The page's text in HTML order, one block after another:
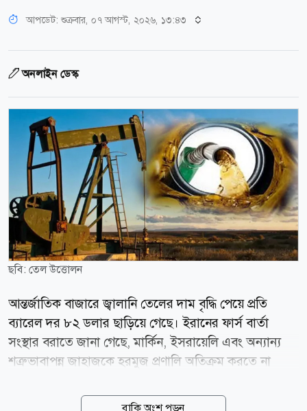
আপডেট: শুক্রবার, ০৭ আগস্ট, ২০২৬, ১৩:৪৩
অনলাইন ডেস্ক
ছবি: তেল উত্তোলন
আন্তর্জাতিক বাজারে জ্বালানি তেলের দাম বৃদ্ধি পেয়ে প্রতি
ব্যারেল দর ৮২ ডলার ছাড়িয়ে গেছে। ইরানের ফার্স বার্তা
সংস্থার বরাতে জানা গেছে, মার্কিন, ইসরায়েলি এবং অন্যান্য
শত্রুভাবাপন্ন জাহাজকে হরমুজ প্রণালি অতিক্রম করতে না
একটি সংসদীয় কমিটি। বৃহস্পতিবার (৬ আগস্ট) আন্তর্জাতিক
বাকি অংশ পড়ুন